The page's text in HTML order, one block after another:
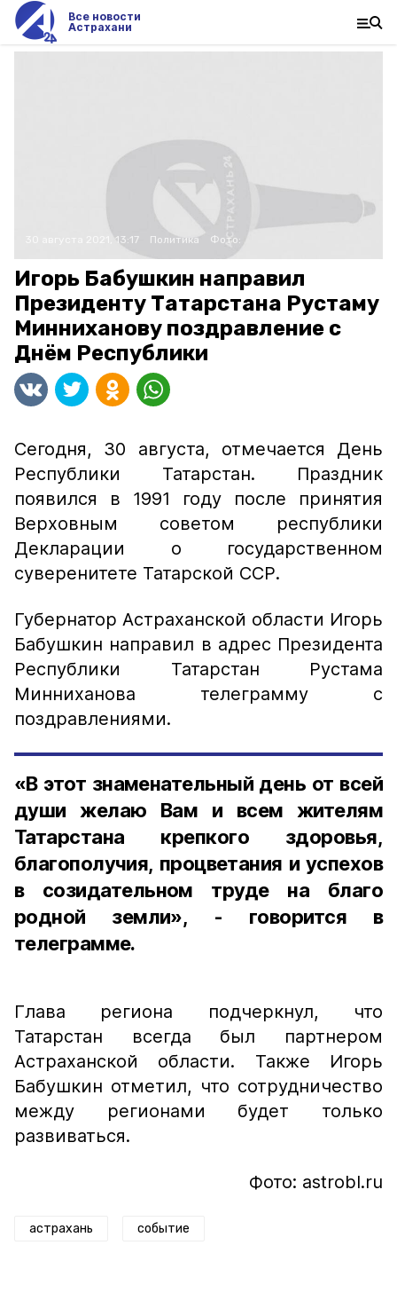
Все новости
Астрахани
30 августа 2021, 13:17 Политика Фото:
Игорь Бабушкин направил
Президенту Татарстана Рустаму
Минниханову поздравление с
Днём Республики
Сегодня, 30 августа, отмечается День
Республики Татарстан. Праздник
появился в 1991 году после принятия
Верховным советом республики
Декларации о государственном
суверенитете Татарской ССР.
Губернатор Астраханской области Игорь
Бабушкин направил в адрес Президента
Республики Татарстан Рустама
Минниханова телеграмму с
поздравлениями.
«В этот знаменательный день от всей
души желаю Вам и всем жителям
Татарстана крепкого здоровья,
благополучия, процветания и успехов
в созидательном труде на благо
родной земли», - говорится в
телеграмме.
Глава региона подчеркнул, что
Татарстан всегда был партнером
Астраханской области. Также Игорь
Бабушкин отметил, что сотрудничество
между регионами будет только
развиваться.
Фото: astrobl.ru
астрахань событие